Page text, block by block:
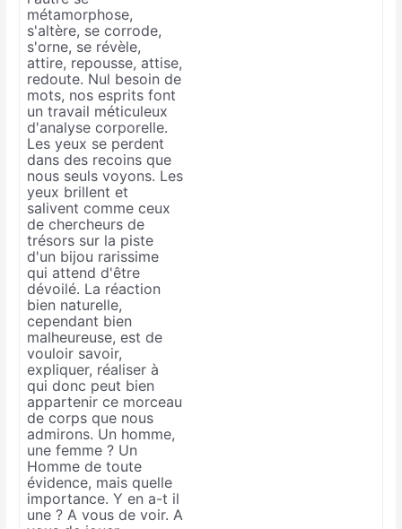
métamorphose,
s'altère, se corrode,
s'orne, se révèle,
attire, repousse, attise,
redoute. Nul besoin de
mots, nos esprits font
un travail méticuleux
d'analyse corporelle.
Les yeux se perdent
dans des recoins que
nous seuls voyons. Les
yeux brillent et
salivent comme ceux
de chercheurs de
trésors sur la piste
d'un bijou rarissime
qui attend d'être
dévoilé. La réaction
bien naturelle,
cependant bien
malheureuse, est de
vouloir savoir,
expliquer, réaliser à
qui donc peut bien
appartenir ce morceau
de corps que nous
admirons. Un homme,
une femme ? Un
Homme de toute
évidence, mais quelle
importance. Y en a-t il
une ? A vous de voir. A